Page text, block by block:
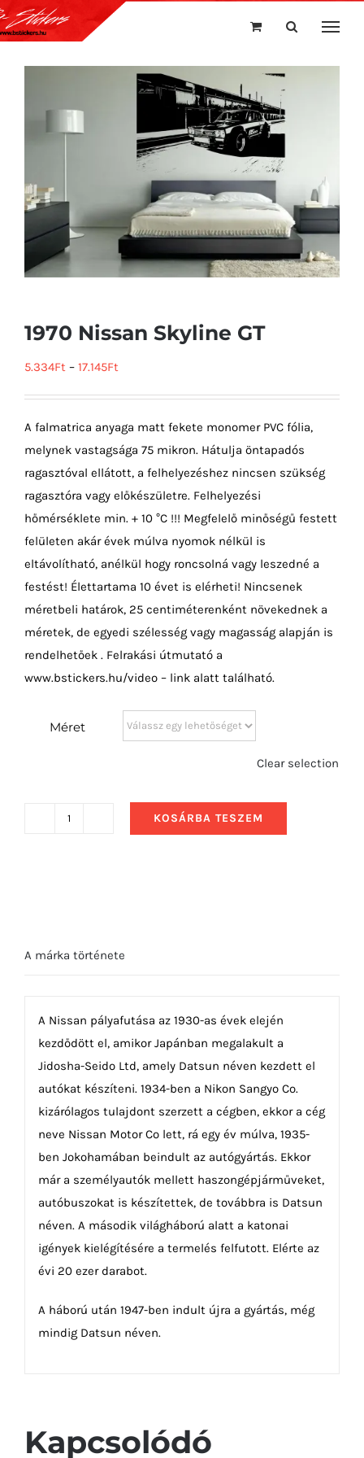
Kihagyás
1970 Nissan Skyline GT
5.334Ft – 17.145Ft
A falmatrica anyaga matt fekete monomer PVC fólia,
melynek vastagsága 75 mikron. Hátulja öntapadós
ragasztóval ellátott, a felhelyezéshez nincsen szükség
ragasztóra vagy előkészületre. Felhelyezési
hőmérséklete min. + 10 °C !!! Megfelelő minőségű festett
felületen akár évek múlva nyomok nélkül is
eltávolítható, anélkül hogy roncsolná vagy leszedné a
festést! Élettartama 10 évet is elérheti! Nincsenek
méretbeli határok, 25 centiméterenként növekednek a
méretek, de egyedi szélesség vagy magasság alapján is
rendelhetőek . Felrakási útmutató a
www.bstickers.hu/video – link alatt található.
Méret
Clear selection
KOSÁRBA TESZEM
A márka története
A Nissan pályafutása az 1930-as évek elején
kezdődött el, amikor Japánban megalakult a
Jidosha-Seido Ltd, amely Datsun néven kezdett el
autókat készíteni. 1934-ben a Nikon Sangyo Co.
kizárólagos tulajdont szerzett a cégben, ekkor a cég
neve Nissan Motor Co lett, rá egy év múlva, 1935-
ben Jokohamában beindult az autógyártás. Ekkor
már a személyautók mellett haszongépjárműveket,
autóbuszokat is készítettek, de továbbra is Datsun
néven. A második világháború alatt a katonai
igények kielégítésére a termelés felfutott. Elérte az
évi 20 ezer darabot.
A háború után 1947-ben indult újra a gyártás, még
mindig Datsun néven.
Kapcsolódó